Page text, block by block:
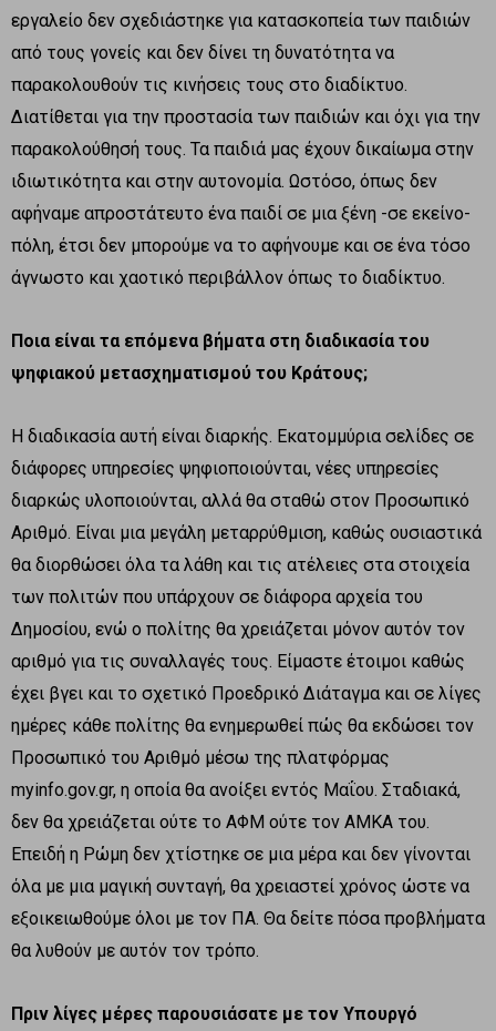
εργαλείο δεν σχεδιάστηκε για κατασκοπεία των παιδιών
από τους γονείς και δεν δίνει τη δυνατότητα να
παρακολουθούν τις κινήσεις τους στο διαδίκτυο.
Διατίθεται για την προστασία των παιδιών και όχι για την
παρακολούθησή τους. Τα παιδιά μας έχουν δικαίωμα στην
ιδιωτικότητα και στην αυτονομία. Ωστόσο, όπως δεν
αφήναμε απροστάτευτο ένα παιδί σε μια ξένη -σε εκείνο-
πόλη, έτσι δεν μπορούμε να το αφήνουμε και σε ένα τόσο
άγνωστο και χαοτικό περιβάλλον όπως το διαδίκτυο.
Ποια είναι τα επόμενα βήματα στη διαδικασία του
ψηφιακού μετασχηματισμού του Κράτους;
Η διαδικασία αυτή είναι διαρκής. Εκατομμύρια σελίδες σε
διάφορες υπηρεσίες ψηφιοποιούνται, νέες υπηρεσίες
διαρκώς υλοποιούνται, αλλά θα σταθώ στον Προσωπικό
Αριθμό. Είναι μια μεγάλη μεταρρύθμιση, καθώς ουσιαστικά
θα διορθώσει όλα τα λάθη και τις ατέλειες στα στοιχεία
των πολιτών που υπάρχουν σε διάφορα αρχεία του
Δημοσίου, ενώ ο πολίτης θα χρειάζεται μόνον αυτόν τον
αριθμό για τις συναλλαγές τους. Είμαστε έτοιμοι καθώς
έχει βγει και το σχετικό Προεδρικό Διάταγμα και σε λίγες
ημέρες κάθε πολίτης θα ενημερωθεί πώς θα εκδώσει τον
Προσωπικό του Αριθμό μέσω της πλατφόρμας
myinfo.gov.gr, η οποία θα ανοίξει εντός Μαΐου. Σταδιακά,
δεν θα χρειάζεται ούτε το ΑΦΜ ούτε τον ΑΜΚΑ του.
Επειδή η Ρώμη δεν χτίστηκε σε μια μέρα και δεν γίνονται
όλα με μια μαγική συνταγή, θα χρειαστεί χρόνος ώστε να
εξοικειωθούμε όλοι με τον ΠΑ. Θα δείτε πόσα προβλήματα
θα λυθούν με αυτόν τον τρόπο.
Πριν λίγες μέρες παρουσιάσατε με τον Υπουργό